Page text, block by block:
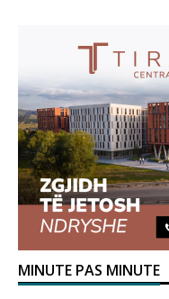
MINUTE PAS MINUTE